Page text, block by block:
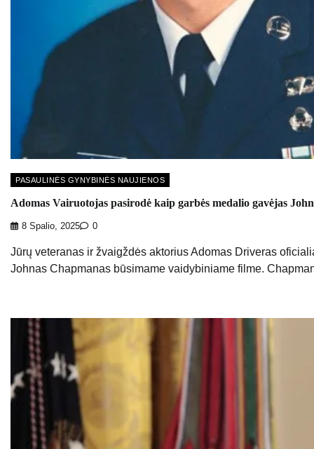
PASAULINĖS GYNYBINĖS NAUJIENOS
Adomas Vairuotojas pasirodė kaip garbės medalio gavėjas
8 Spalio, 2025 0
Jūrų veteranas ir žvaigždės aktorius Adomas Driveras
Johnas Chapmanas būsimame vaidybiniame filme.